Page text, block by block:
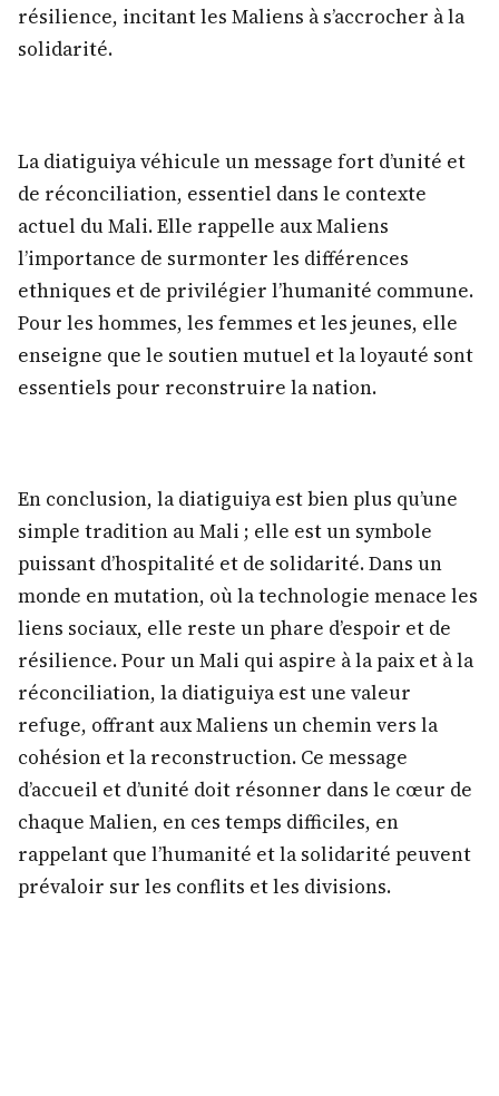
résilience, incitant les Maliens à s’accrocher à la
solidarité.
La diatiguiya véhicule un message fort d’unité et
de réconciliation, essentiel dans le contexte
actuel du Mali. Elle rappelle aux Maliens
l’importance de surmonter les différences
ethniques et de privilégier l’humanité commune.
Pour les hommes, les femmes et les jeunes, elle
enseigne que le soutien mutuel et la loyauté sont
essentiels pour reconstruire la nation.
En conclusion, la diatiguiya est bien plus qu’une
simple tradition au Mali ; elle est un symbole
puissant d’hospitalité et de solidarité. Dans un
monde en mutation, où la technologie menace les
liens sociaux, elle reste un phare d’espoir et de
résilience. Pour un Mali qui aspire à la paix et à la
réconciliation, la diatiguiya est une valeur
refuge, offrant aux Maliens un chemin vers la
cohésion et la reconstruction. Ce message
d’accueil et d’unité doit résonner dans le cœur de
chaque Malien, en ces temps difficiles, en
rappelant que l’humanité et la solidarité peuvent
prévaloir sur les conflits et les divisions.